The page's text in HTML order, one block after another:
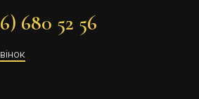
680 52 56